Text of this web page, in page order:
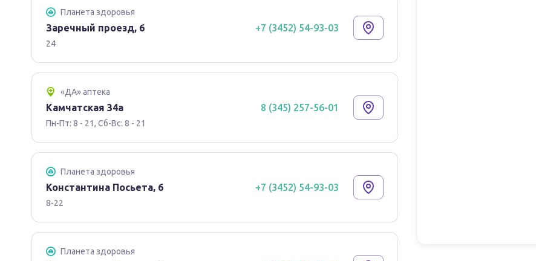
Планета здоровья
Заречный проезд, 6
24
+7 (3452) 54-93-03
«ДА» аптека
Камчатская 34а
Пн-Пт: 8 - 21, Сб-Вс: 8 - 21
8 (345) 257-56-01
Планета здоровья
Константина Посьета, 6
8-22
+7 (3452) 54-93-03
Планета здоровья